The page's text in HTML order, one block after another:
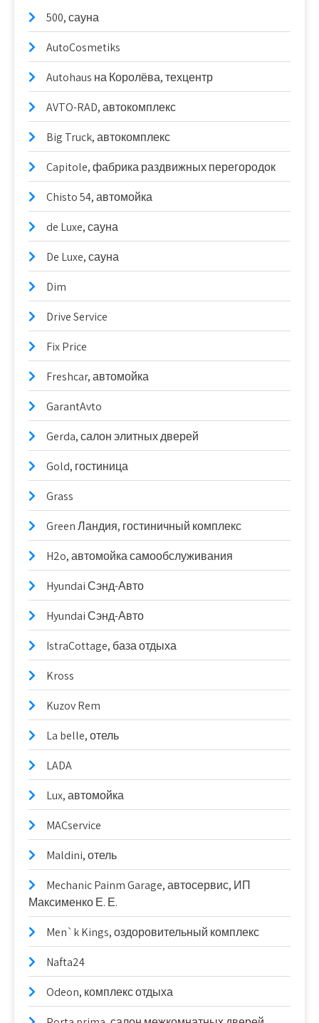
500, сауна
AutoCosmetiks
Autohaus на Королёва, техцентр
AVTO-RAD, автокомплекс
Big Truck, автокомплекс
Capitole, фабрика раздвижных перегородок
Chisto 54, автомойка
de Luxe, сауна
De Luxe, сауна
Dim
Drive Service
Fix Price
Freshcar, автомойка
GarantAvto
Gerda, салон элитных дверей
Gold, гостиница
Grass
Green Ландия, гостиничный комплекс
H2o, автомойка самообслуживания
Hyundai Сэнд-Авто
Hyundai Сэнд-Авто
IstraCottage, база отдыха
Kross
Kuzov Rem
La belle, отель
LADA
Lux, автомойка
MACservice
Maldini, отель
Mechanic Painm Garage, автосервис, ИП
Максименко Е. Е.
Men`k Kings, оздоровительный комплекс
Nafta24
Odeon, комплекс отдыха